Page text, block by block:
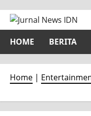
Skip
to
content
HOME BERITA
Home |